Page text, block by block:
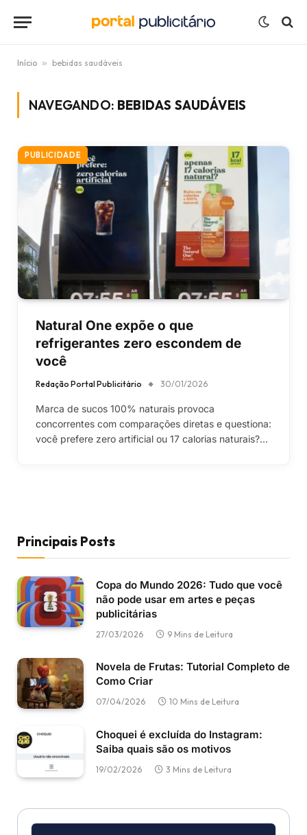
Início » bebidas saudáveis
NAVEGANDO: BEBIDAS SAUDÁVEIS
PUBLICIDADE
Natural One expõe o que
refrigerantes zero escondem de
você
Redação Portal Publicitário 30/01/2026
Marca de sucos 100% naturais provoca
concorrentes com comparações diretas e questiona:
você prefere zero artificial ou 17 calorias naturais?…
Principais Posts
Copa do Mundo 2026: Tudo que você
não pode usar em artes e peças
publicitárias
27/03/2026 9 Mins de Leitura
Novela de Frutas: Tutorial Completo de
Como Criar
07/04/2026 10 Mins de Leitura
Choquei é excluída do Instagram:
Saiba quais são os motivos
19/02/2026 3 Mins de Leitura